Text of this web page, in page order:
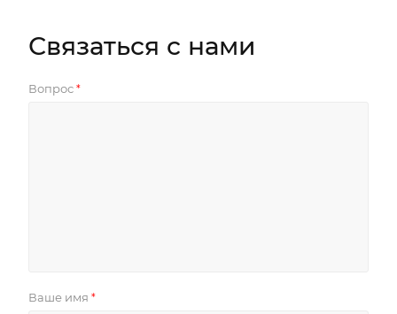
Связаться с нами
Вопрос *
Ваше имя *